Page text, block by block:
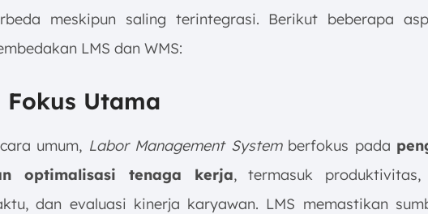
meskipun saling terintegrasi. Berikut beberapa
LMS dan WMS:
Fokus Utama
umum, Labor Management Systemberfokus pada
optimalisasi tenaga kerja, termasuk produktivitas,
dan evaluasi kinerja karyawan. LMS memastikan